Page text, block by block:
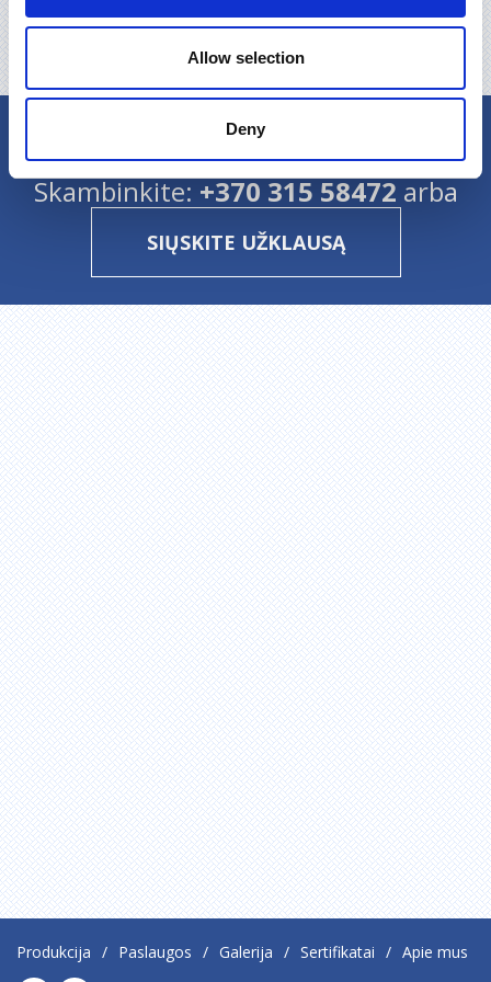
Allow selection
Deny
Atgal į naujienų sąrašą
Turite klausimų?
Skambinkite:+370 315 58472arba
SIŲSKITE UŽKLAUSĄ
Produkcija Paslaugos Galerija Sertifikatai Apie mus